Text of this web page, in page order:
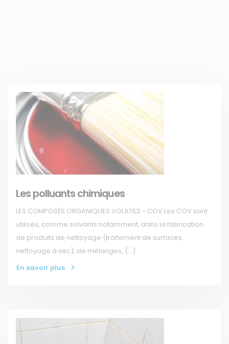
Les polluants chimiques
LES COMPOSÉS ORGANIQUES VOLATILS - COV Les COV sont
utilisés, comme solvants notamment, dans la fabrication
de produits de nettoyage (traitement de surfaces,
nettoyage à sec), de mélanges, (…)
En savoir plus